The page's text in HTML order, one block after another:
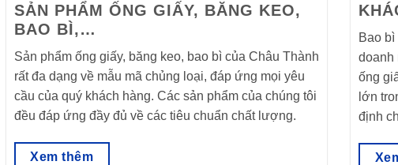
SẢN PHẨM ỐNG GIẤY, BĂNG KEO,
BAO BÌ,…
Sản phẩm ống giấy, băng keo, bao bì của Châu Thành
rất đa dạng về mẫu mã chủng loại, đáp ứng mọi yêu
cầu của quý khách hàng. Các sản phẩm của chúng tôi
đều đáp ứng đầy đủ về các tiêu chuẩn chất lượng.
Xem thêm
Bao
doanh
ống
lớn
định